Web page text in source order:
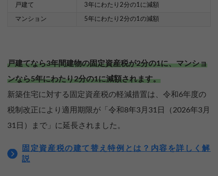
戸建て 3年にわたり2分の1に減額
マンション 5年にわたり2分の1の減額
戸建てなら3年間建物の固定資産税が2分の1に、マンショ
ンなら5年にわたり2分の1に減額されます。
新築住宅に対する固定資産税の軽減措置は、令和6年度の
税制改正により適用期限が「令和8年3月31日（2026年3月
31日）まで」に延長されました。
固定資産税の建て替え特例とは？内容を詳しく解
説